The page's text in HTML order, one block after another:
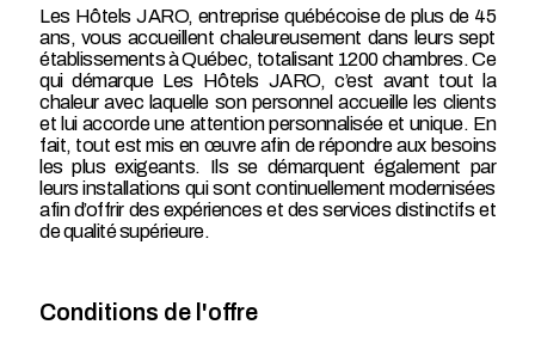
Les Hôtels JARO, entreprise québécoise de plus de 45
ans, vous accueillent chaleureusement dans leurs sept
établissements à Québec, totalisant 1200 chambres. Ce
qui démarque Les Hôtels JARO, c’est avant tout la
chaleur avec laquelle son personnel accueille les clients
et lui accorde une attention personnalisée et unique. En
fait, tout est mis en œuvre afin de répondre aux besoins
les plus exigeants. Ils se démarquent également par
leurs installations qui sont continuellement modernisées
afin d’offrir des expériences et des services distinctifs et
de qualité supérieure.
Conditions de l'offre